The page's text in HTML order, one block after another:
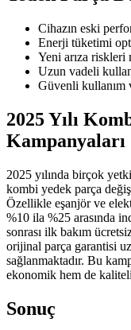
Cihazın eski
Enerji tüketimi
Yeni arıza
Uzun vadeli
Güvenli kullanım
2025 Yılı
Kampanyaları
2025 yılında birçok
kombi yedek parça
Özellikle eşanjör ve
%10 ila %25 arasında
sonrası ilk bakım
orijinal parça garantisi
sağlanmaktadır. Bu
ekonomik hem de
Sonuç